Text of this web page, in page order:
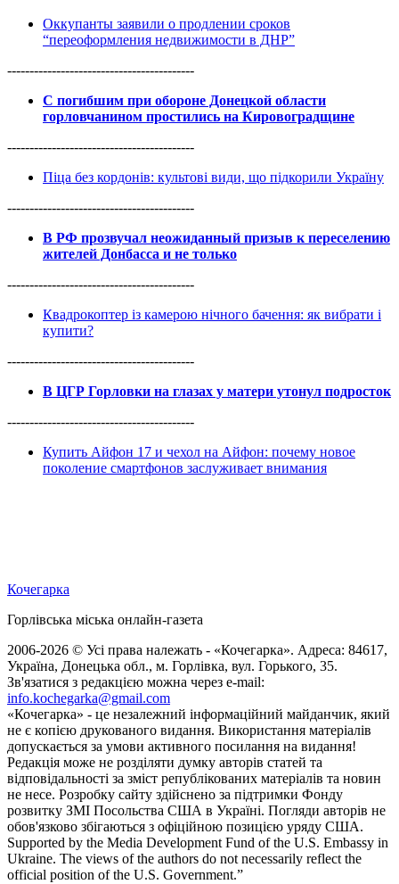
Оккупанты заявили о продлении сроков
“переоформления недвижимости в ДНР”
------------------------------------------
С погибшим при обороне Донецкой области
горловчанином простились на Кировоградщине
------------------------------------------
Піца без кордонів: культові види, що підкорили Україну
------------------------------------------
В РФ прозвучал неожиданный призыв к переселению
жителей Донбасса и не только
------------------------------------------
Квадрокоптер із камерою нічного бачення: як вибрати і
купити?
------------------------------------------
В ЦГР Горловки на глазах у матери утонул подросток
------------------------------------------
Купить Айфон 17 и чехол на Айфон: почему новое
поколение смартфонов заслуживает внимания
Кочегарка
Горлівська міська онлайн-газета
2006-2026 © Усі права належать - «Кочегарка». Адреса: 84617,
Україна, Донецька обл., м. Горлівка, вул. Горького, 35.
Зв'язатися з редакцією можна через e-mail:
info.kochegarka@gmail.com
«Кочегарка» - це незалежний інформаційний майданчик, який
не є копією друкованого видання. Використання матеріалів
допускається за умови активного посилання на видання!
Редакція може не розділяти думку авторів статей та
відповідальності за зміст републікованих матеріалів та новин
не несе. Розробку сайту здійснено за підтримки Фонду
розвитку ЗМІ Посольства США в Україні. Погляди авторів не
обов'язково збігаються з офіційною позицією уряду США.
Supported by the Media Development Fund of the U.S. Embassy in
Ukraine. The views of the authors do not necessarily reflect the
official position of the U.S. Government.”